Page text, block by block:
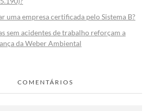
uma empresa certificada pelo Sistema B?
sem acidentes de trabalho reforçam a
da Weber Ambiental
COMENTÁRIOS